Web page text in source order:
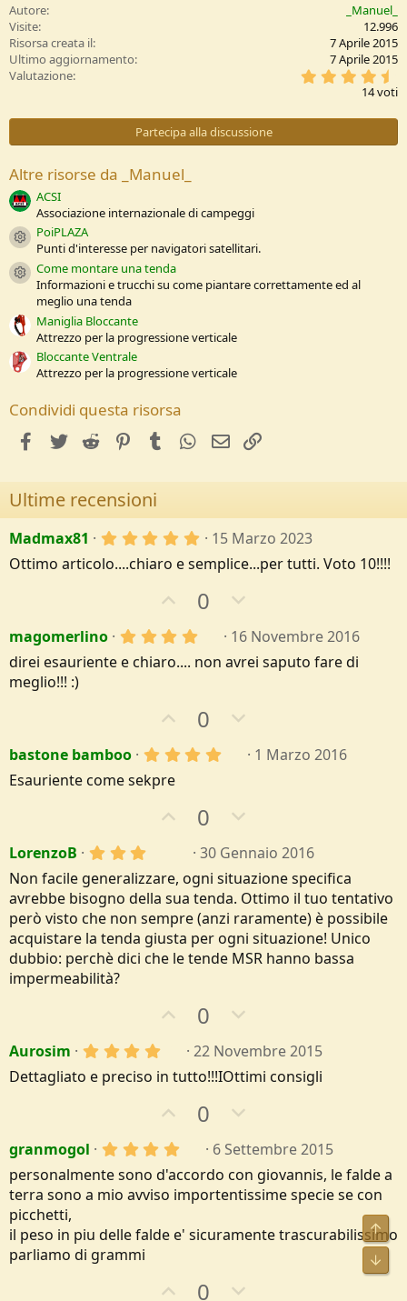
c
t
i
o
n
s
Autore
_Manuel_
Visite
12.996
Risorsa creata il
7 Aprile 2015
Ultimo aggiornamento
7 Aprile 2015
Valutazione
,
5
7
t
14 voti
Partecipa alla discussione
Altre risorse da _Manuel_
ACSI
Associazione internazionale di campeggi
Resource icon
PoiPLAZA
Punti d'interesse per navigatori satellitari.
Resource icon
Come montare una tenda
Informazioni e trucchi su come piantare correttamente ed al
meglio una tenda
Maniglia Bloccante
Attrezzo per la progressione verticale
Bloccante Ventrale
Attrezzo per la progressione verticale
Condividi questa risorsa
facebookTwitterReddit PinterestTumblrWhatsApp
e-mail
Ultime recensioni
Madmax81 5
0
s
t
e
15 Marzo 2023
Ottimo articolo....chiaro e semplice...per tutti. Voto 10!!!!
U
v
o
0
w
n
e
magomerlino 4
0
l
e
16 Novembre 2016
direi esauriente e chiaro.... non avrei saputo fare di
meglio!!! :)
U
v
0
w
t
e
bastone bamboo 4
s
l
e
/
a
1 Marzo 2016
Esauriente come sekpre
U
o
t
e
0
w
n
v
o
t
e
LorenzoB 3
0
0
s
t
e
l
l
30 Gennaio 2016
Non facile generalizzare, ogni situazione specifica
avrebbe bisogno della sua tenda. Ottimo il tuo tentativo
però visto che non sempre (anzi raramente) è possibile
acquistare la tenda giusta per ogni situazione! Unico
dubbio: perchè dici che le tende MSR hanno bassa
impermeabilità?
U
v
o
0
w
n
t
e
Aurosim 4
0
e
/
22 Novembre 2015
Dettagliato e preciso in tutto!!!IOttimi consigli
U
o
t
0
w
n
v
t
granmogol 4
0
0
s
e
/
6 Settembre 2015
personalmente sono d'accordo con giovannis, le falde a
terra sono a mio avviso importentissime specie se con
picchetti,
il peso in piu delle falde e' sicuramente trascurabilissimo
parliamo di grammi
U0
Alto